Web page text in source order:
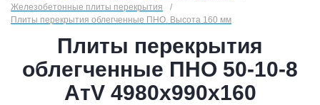
Железобетонные плиты перекрытия
/
Плиты перекрытия облегченные ПНО. Высота 160 мм
Плиты перекрытия
облегченные ПНО 50-10-8
АтV 4980х990х160